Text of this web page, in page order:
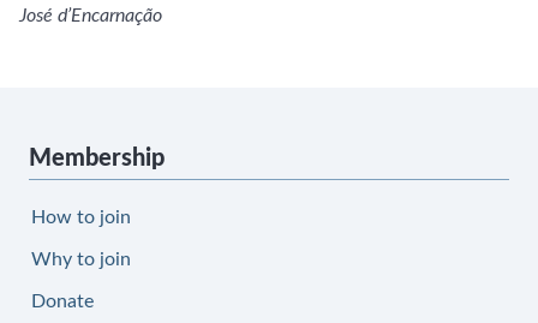
José d’Encarnação
Membership
How to join
Why to join
Donate